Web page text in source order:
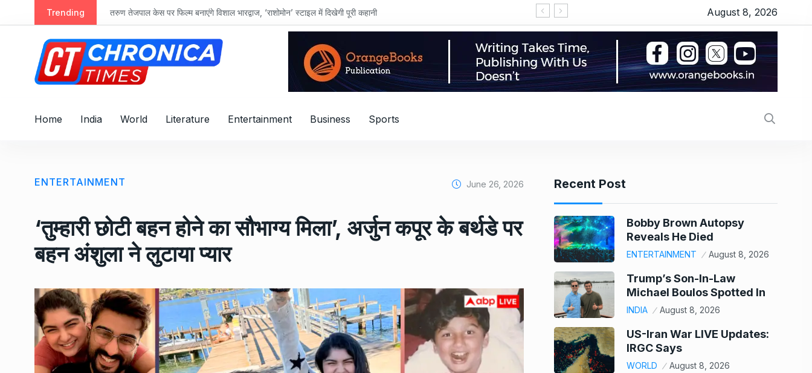
k
Trending तरुण तेजपाल केस पर फिल्म बनाएंगे विशाल भारद्वाज, ‘राशोमोन’ स्टाइल में दिखेगी पूरी कहानी August 8, 2026
Home India World Literature Entertainment Business Sports
ENTERTAINMENT June 26, 2026
‘तुम्हारी छोटी बहन होने का सौभाग्य मिला’, अर्जुन कपूर के बर्थडे पर
बहन अंशुला ने लुटाया प्यार
Recent Post
Bobby Brown Autopsy
Reveals He Died
ENTERTAINMENT August 8, 2026
Trump’s Son-In-Law
Michael Boulos Spotted In
INDIA August 8, 2026
US-Iran War LIVE Updates:
IRGC Says
WORLD August 8, 2026